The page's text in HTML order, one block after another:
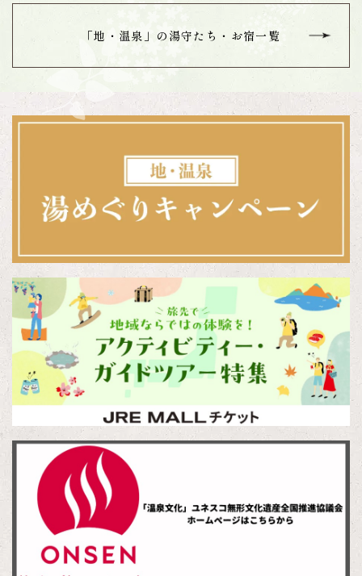
「地・温泉」の 湯守たち・お宿一覧